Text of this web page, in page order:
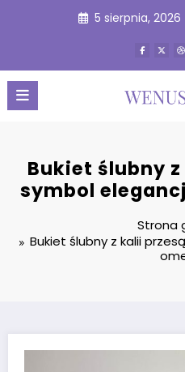
5 sierpnia, 2026
Bukiet ślubny
symbol
Strona
Bukiet ślubny z kalii